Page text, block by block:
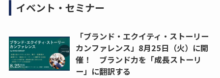
イベント・セミナー
「ブランド・エクイティ・ストーリー
カンファレンス」8月25日（火）に開
催！ ブランド力を「成長ストーリ
ー」に翻訳する